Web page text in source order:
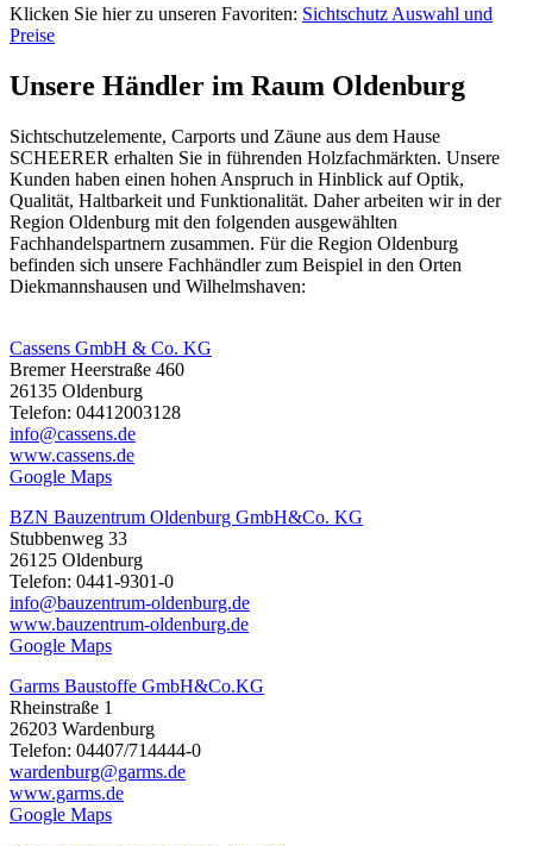
Klicken Sie hier zu unseren Favoriten: Sichtschutz Auswahl und
Preise
Unsere Händler im Raum Oldenburg
Sichtschutzelemente, Carports und Zäune aus dem Hause
SCHEERER erhalten Sie in führenden Holzfachmärkten. Unsere
Kunden haben einen hohen Anspruch in Hinblick auf Optik,
Qualität, Haltbarkeit und Funktionalität. Daher arbeiten wir in der
Region Oldenburg mit den folgenden ausgewählten
Fachhandelspartnern zusammen. Für die Region Oldenburg
befinden sich unsere Fachhändler zum Beispiel in den Orten
Diekmannshausen und Wilhelmshaven:
Cassens GmbH & Co. KG
Bremer Heerstraße 460
26135 Oldenburg
Telefon: 04412003128
info@cassens.de
www.cassens.de
Google Maps
BZN Bauzentrum Oldenburg GmbH&Co. KG
Stubbenweg 33
26125 Oldenburg
Telefon: 0441-9301-0
info@bauzentrum-oldenburg.de
www.bauzentrum-oldenburg.de
Google Maps
Garms Baustoffe GmbH&Co.KG
Rheinstraße 1
26203 Wardenburg
Telefon: 04407/714444-0
wardenburg@garms.de
www.garms.de
Google Maps